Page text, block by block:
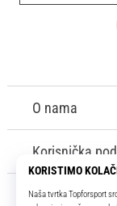
O nama
Korisnička